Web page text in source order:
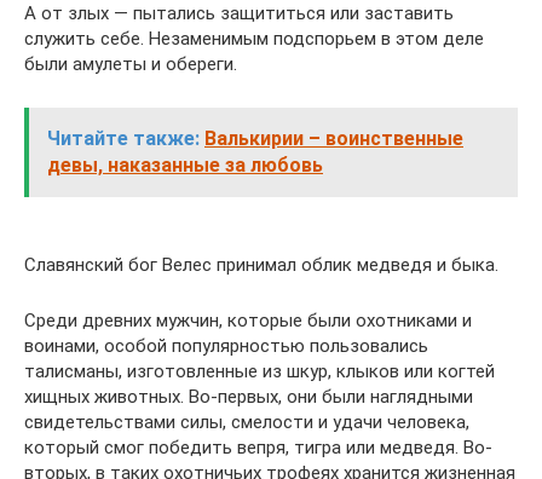
А от злых — пытались защититься или заставить
служить себе. Незаменимым подспорьем в этом деле
были амулеты и обереги.
Читайте также: Валькирии – воинственные
девы, наказанные за любовь
Славянский бог Велес принимал облик медведя и быка.
Среди древних мужчин, которые были охотниками и
воинами, особой популярностью пользовались
талисманы, изготовленные из шкур, клыков или когтей
хищных животных. Во-первых, они были наглядными
свидетельствами силы, смелости и удачи человека,
который смог победить вепря, тигра или медведя. Во-
вторых, в таких охотничьих трофеях хранится жизненная